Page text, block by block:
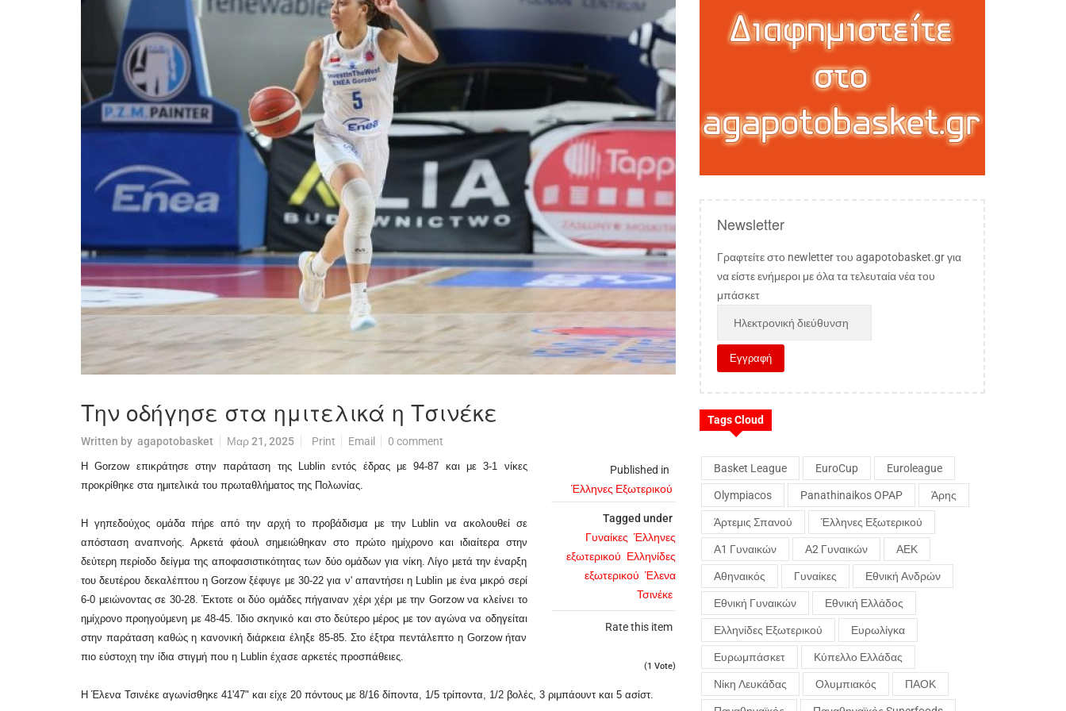
Την οδήγησε στα ημιτελικά η Τσινέκε
Written by agapotobasket Μαρ 21, 2025 Print Email 0 comment
Published in
Έλληνες Εξωτερικού
Tagged under
Γυναίκες Έλληνες
εξωτερικού Ελληνίδες
εξωτερικού Έλενα
Τσινέκε
Rate this item
(1 Vote)
Η Gorzow επικράτησε στην παράταση της Lublin εντός έδρας με 94-87 και με 3-1 νίκες
προκρίθηκε στα ημιτελικά του πρωταθλήματος της Πολωνίας.
Η γηπεδούχος ομάδα πήρε από την αρχή το προβάδισμα με την Lublin να ακολουθεί σε
απόσταση αναπνοής. Αρκετά φάουλ σημειώθηκαν στο πρώτο ημίχρονο και ιδιαίτερα στην
δεύτερη περίοδο δείγμα της αποφασιστικότητας των δύο ομάδων για νίκη. Λίγο μετά την έναρξη
του δευτέρου δεκαλέπτου η Gorzow ξέφυγε με 30-22 για ν' απαντήσει η Lublin με ένα μικρό σερί
6-0 μειώνοντας σε 30-28. Έκτοτε οι δύο ομάδες πήγαιναν χέρι χέρι με την Gorzow να κλείνει το
ημίχρονο προηγούμενη με 48-45. Ίδιο σκηνικό και στο δεύτερο μέρος με τον αγώνα να οδηγείται
στην παράταση καθώς η κανονική διάρκεια έληξε 85-85. Στο έξτρα πεντάλεπτο η Gorzow ήταν
πιο εύστοχη την ίδια στιγμή που η Lublin έχασε αρκετές προσπάθειες.
Η Έλενα Τσινέκε αγωνίσθηκε 41'47" και είχε 20 πόντους με 8/16 δίποντα, 1/5 τρίποντα, 1/2 βολές, 3 ριμπάουντ και 5 ασίστ.
Newsletter
Γραφτείτε στο newletter του agapotobasket.gr για
να είστε ενήμεροι με όλα τα τελευταία νέα του
μπάσκετ
Tags Cloud
Basket League EuroCup Euroleague
Olympiacos Panathinaikos OPAP Άρης
Άρτεμις Σπανού Έλληνες Εξωτερικού
Α1 Γυναικών Α2 Γυναικών ΑΕΚ
Αθηναικός Γυναίκες Εθνική Ανδρών
Εθνική Γυναικών Εθνική Ελλάδος
Ελληνίδες Εξωτερικού Ευρωλίγκα
Ευρωμπάσκετ Κύπελλο Ελλάδας
Νίκη Λευκάδας Ολυμπιακός ΠΑΟΚ